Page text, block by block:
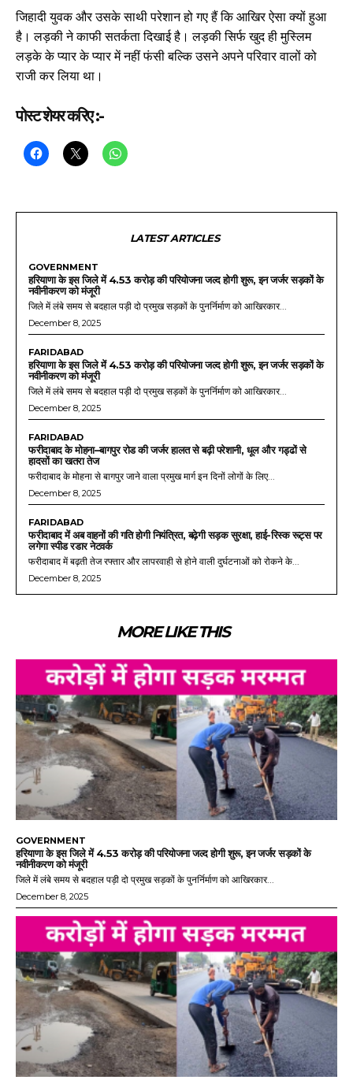
जिहादी युवक और उसके साथी परेशान हो गए हैं कि आखिर ऐसा क्यों हुआ
है। लड़की ने काफी सतर्कता दिखाई है। लड़की सिर्फ खुद ही मुस्लिम
लड़के के प्यार के प्यार में नहीं फंसी बल्कि उसने अपने परिवार वालों को
राजी कर लिया था।
पोस्ट शेयर करिए :-
LATEST ARTICLES
GOVERNMENT
हरियाणा के इस जिले में 4.53 करोड़ की परियोजना जल्द होगी शुरू, इन जर्जर सड़कों के
नवीनीकरण को मंजूरी
जिले में लंबे समय से बदहाल पड़ी दो प्रमुख सड़कों के पुनर्निर्माण को आखिरकार...
December 8, 2025
FARIDABAD
हरियाणा के इस जिले में 4.53 करोड़ की परियोजना जल्द होगी शुरू, इन जर्जर सड़कों के
नवीनीकरण को मंजूरी
जिले में लंबे समय से बदहाल पड़ी दो प्रमुख सड़कों के पुनर्निर्माण को आखिरकार...
December 8, 2025
FARIDABAD
फरीदाबाद के मोहना–बागपुर रोड की जर्जर हालत से बढ़ी परेशानी, धूल और गड्ढों से
हादसों का खतरा तेज
फरीदाबाद के मोहना से बागपुर जाने वाला प्रमुख मार्ग इन दिनों लोगों के लिए...
December 8, 2025
FARIDABAD
फरीदाबाद में अब वाहनों की गति होगी नियंत्रित, बढ़ेगी सड़क सुरक्षा, हाई-रिस्क रूट्स पर
लगेगा स्पीड रडार नेटवर्क
फरीदाबाद में बढ़ती तेज रफ्तार और लापरवाही से होने वाली दुर्घटनाओं को रोकने के...
December 8, 2025
MORE LIKE THIS
GOVERNMENT
हरियाणा के इस जिले में 4.53 करोड़ की परियोजना जल्द होगी शुरू, इन जर्जर सड़कों के
नवीनीकरण को मंजूरी
जिले में लंबे समय से बदहाल पड़ी दो प्रमुख सड़कों के पुनर्निर्माण को आखिरकार...
December 8, 2025